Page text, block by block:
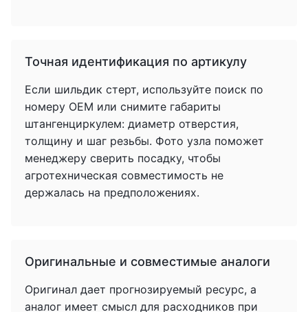
Точная идентификация по артикулу
Если шильдик стерт, используйте поиск по
номеру OEM или снимите габариты
штангенциркулем: диаметр отверстия,
толщину и шаг резьбы. Фото узла поможет
менеджеру сверить посадку, чтобы
агротехническая совместимость не
держалась на предположениях.
Оригинальные и совместимые аналоги
Оригинал дает прогнозируемый ресурс, а
аналог имеет смысл для расходников при